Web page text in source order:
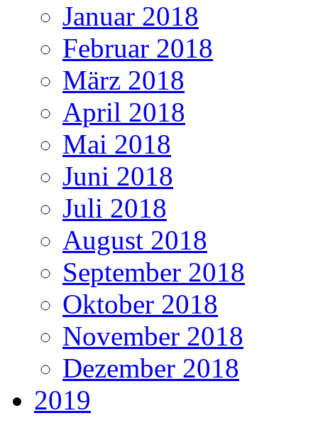
Januar 2018
Februar 2018
März 2018
April 2018
Mai 2018
Juni 2018
Juli 2018
August 2018
September 2018
Oktober 2018
November 2018
Dezember 2018
2019